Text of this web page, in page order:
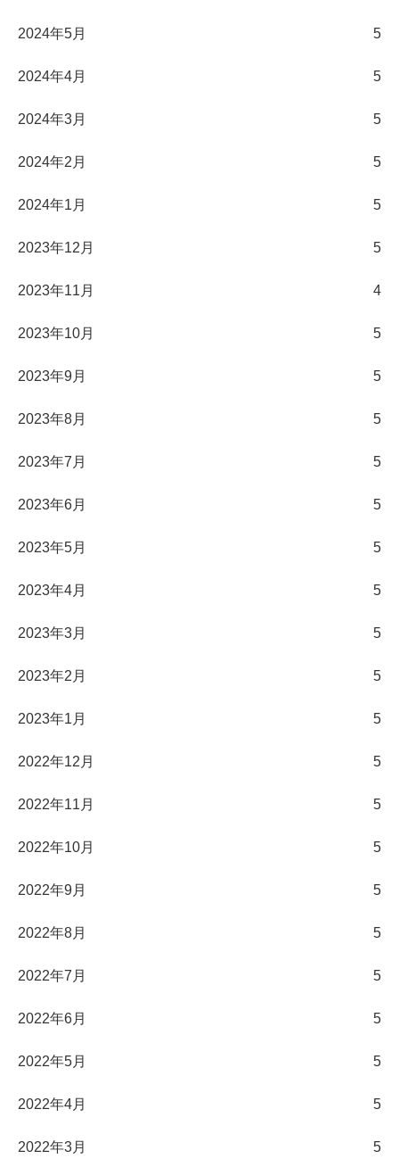
2024年5月 5
2024年4月 5
2024年3月 5
2024年2月 5
2024年1月 5
2023年12月 5
2023年11月 4
2023年10月 5
2023年9月 5
2023年8月 5
2023年7月 5
2023年6月 5
2023年5月 5
2023年4月 5
2023年3月 5
2023年2月 5
2023年1月 5
2022年12月 5
2022年11月 5
2022年10月 5
2022年9月 5
2022年8月 5
2022年7月 5
2022年6月 5
2022年5月 5
2022年4月 5
2022年3月 5